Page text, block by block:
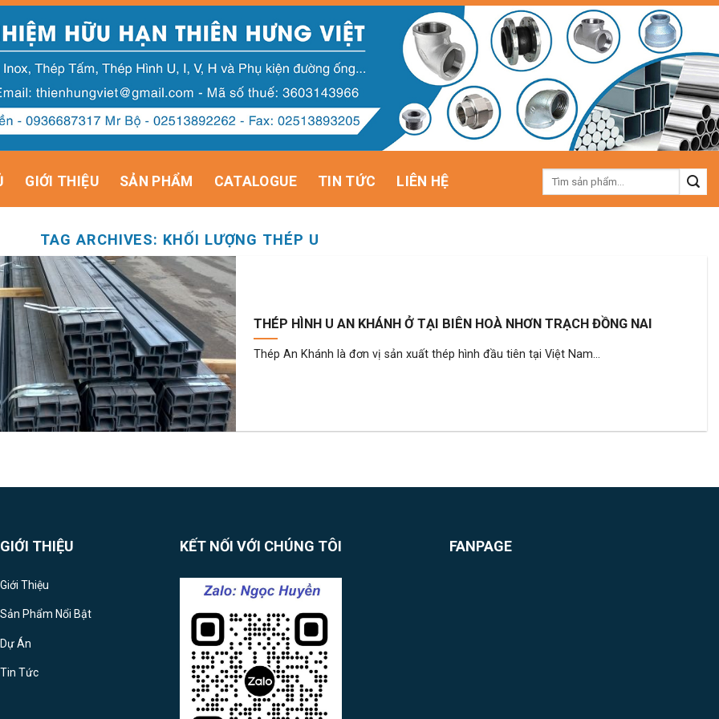
GIỚI THIỆU SẢN PHẨM CATALOGUE TIN TỨC LIÊN HỆ
Tìm
TAG ARCHIVES: KHỐI LƯỢNG THÉP U
THÉP HÌNH U AN KHÁNH Ở TẠI BIÊN HOÀ NHƠN TRẠCH ĐỒNG NAI
Thép An Khánh là đơn vị sản xuất thép hình đầu tiên tại Việt Nam...
GIỚI THIỆU
Giới Thiệu
Sản Phẩm Nổi Bật
Dự Án
Tin Tức
KẾT NỐI VỚI CHÚNG TÔI FANPAGE